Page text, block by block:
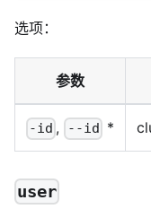
选项：
参数
-id , --id *
user